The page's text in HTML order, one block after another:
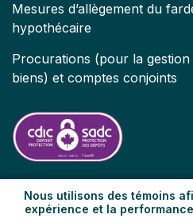
Mesures d’allègement du
hypothécaire
Procurations (pour la gestion
biens) et comptes conjoints
Nous utilisons des témoins
expérience et la